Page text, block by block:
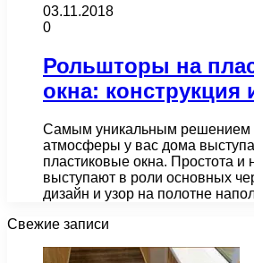
03.11.2018
0
Рольшторы на
окна: конструкция
Самым уникальным решением
атмосферы у вас дома
пластиковые окна. Простота и
выступают в роли основных
дизайн и узор на полотне
Свежие записи